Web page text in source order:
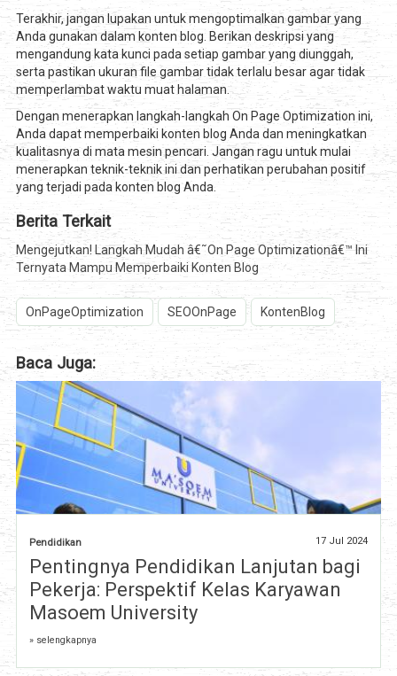
Terakhir, jangan lupakan untuk mengoptimalkan gambar yang
Anda gunakan dalam konten blog. Berikan deskripsi yang
mengandung kata kunci pada setiap gambar yang diunggah,
serta pastikan ukuran file gambar tidak terlalu besar agar tidak
memperlambat waktu muat halaman.
Dengan menerapkan langkah-langkah On Page Optimization ini,
Anda dapat memperbaiki konten blog Anda dan meningkatkan
kualitasnya di mata mesin pencari. Jangan ragu untuk mulai
menerapkan teknik-teknik ini dan perhatikan perubahan positif
yang terjadi pada konten blog Anda.
Berita Terkait
Mengejutkan! Langkah Mudah â€˜On Page Optimizationâ€™ Ini
Ternyata Mampu Memperbaiki Konten Blog
OnPageOptimization SEOOnPage KontenBlog
Baca Juga:
Pendidikan 17 Jul 2024
Pentingnya Pendidikan Lanjutan bagi
Pekerja: Perspektif Kelas Karyawan
Masoem University
» selengkapnya